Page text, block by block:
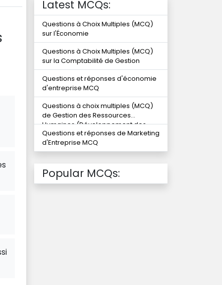
Latest MCQs:
Questions à Choix Multiples (MCQ)
sur l'Économie
Questions à Choix Multiples (MCQ)
sur la Comptabilité de Gestion
Questions et réponses d'économie
d'entreprise MCQ
Questions à choix multiples (MCQ)
de Gestion des Ressources
Humaines (Développement des
compétences)
Questions et réponses de Marketing
d'Entreprise MCQ
Popular MCQs: